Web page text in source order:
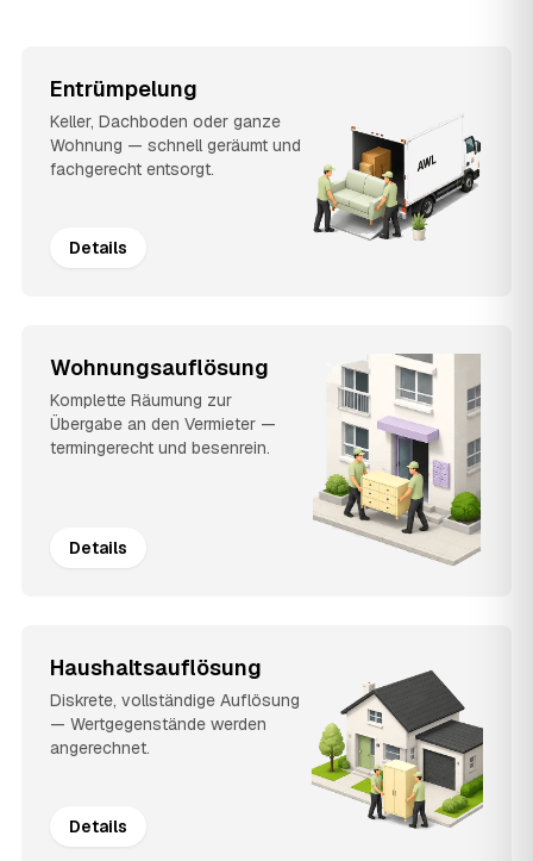
Entrümpelung
Keller, Dachboden oder ganze
Wohnung — schnell geräumt und
fachgerecht entsorgt.
Details
Wohnungsauflösung
Komplette Räumung zur
Übergabe an den Vermieter —
termingerecht und besenrein.
Details
Haushaltsauflösung
Diskrete, vollständige Auflösung
— Wertgegenstände werden
angerechnet.
Details